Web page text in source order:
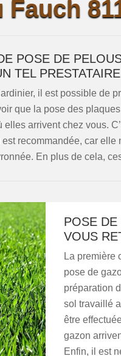
Fauch
POSE DE
TEL
il est possible de
que la pose des
elles arrivent chez vous.
recommandée, car
En plus de cela,
POSE
VOUS
La première
pose de
préparation
sol travaillé
être
gazon
Enfin, il est